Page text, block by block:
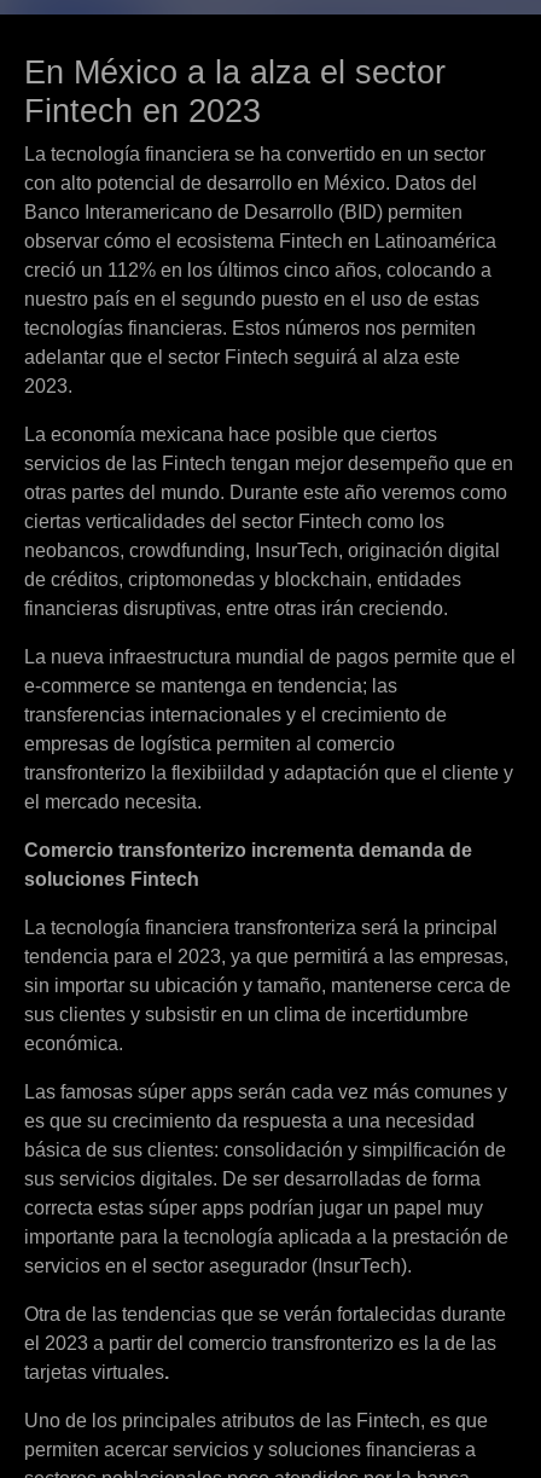
En México a la alza el sector
Fintech en 2023
La tecnología financiera se ha convertido en un sector
con alto potencial de desarrollo en México. Datos del
Banco Interamericano de Desarrollo (BID) permiten
observar cómo el ecosistema Fintech en Latinoamérica
creció un 112% en los últimos cinco años, colocando a
nuestro país en el segundo puesto en el uso de estas
tecnologías financieras. Estos números nos permiten
adelantar que el sector Fintech seguirá al alza este
2023.
La economía mexicana hace posible que ciertos
servicios de las Fintech tengan mejor desempeño que en
otras partes del mundo. Durante este año veremos como
ciertas verticalidades del sector Fintech como los
neobancos, crowdfunding, InsurTech, originación digital
de créditos, criptomonedas y blockchain, entidades
financieras disruptivas, entre otras irán creciendo.
La nueva infraestructura mundial de pagos permite que el
e-commerce se mantenga en tendencia; las
transferencias internacionales y el crecimiento de
empresas de logística permiten al comercio
transfronterizo la flexibiildad y adaptación que el cliente y
el mercado necesita.
Comercio transfonterizo incrementa demanda de
soluciones Fintech
La tecnología financiera transfronteriza será la principal
tendencia para el 2023, ya que permitirá a las empresas,
sin importar su ubicación y tamaño, mantenerse cerca de
sus clientes y subsistir en un clima de incertidumbre
económica.
Las famosas súper apps serán cada vez más comunes y
es que su crecimiento da respuesta a una necesidad
básica de sus clientes: consolidación y simpilficación de
sus servicios digitales. De ser desarrolladas de forma
correcta estas súper apps podrían jugar un papel muy
importante para la tecnología aplicada a la prestación de
servicios en el sector asegurador (InsurTech).
Otra de las tendencias que se verán fortalecidas durante
el 2023 a partir del comercio transfronterizo es la de las
tarjetas virtuales.
Uno de los principales atributos de las Fintech, es que
permiten acercar servicios y soluciones financieras a